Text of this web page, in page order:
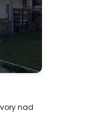
nad